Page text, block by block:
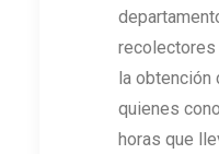
la obtención
quienes
horas que